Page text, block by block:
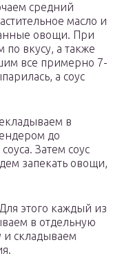
средний
масло и
овощи. При
по вкусу, а также
все примерно 7-
а соус
в
до
Затем соус
запекать овощи,
этого каждый из
в отдельную
и складываем